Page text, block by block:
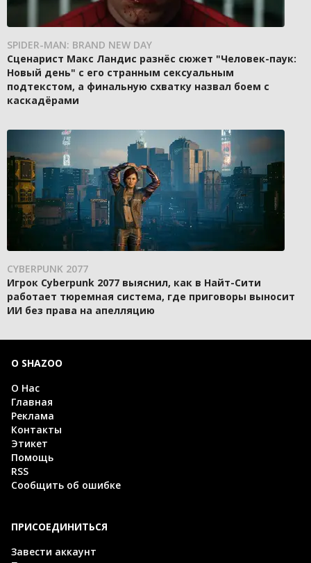
SPIDER-MAN: BRAND NEW DAY
Сценарист Макс Ландис разнёс сюжет "Человек-паук:
Новый день" с его странным сексуальным
подтекстом, а финальную схватку назвал боем с
каскадёрами
CYBERPUNK 2077
Игрок Cyberpunk 2077 выяснил, как в Найт-Сити
работает тюремная система, где приговоры выносит
ИИ без права на апелляцию
О SHAZOO
О Нас
Главная
Реклама
Контакты
Этикет
Помощь
RSS
Сообщить об ошибке
ПРИСОЕДИНИТЬСЯ
Завести аккаунт